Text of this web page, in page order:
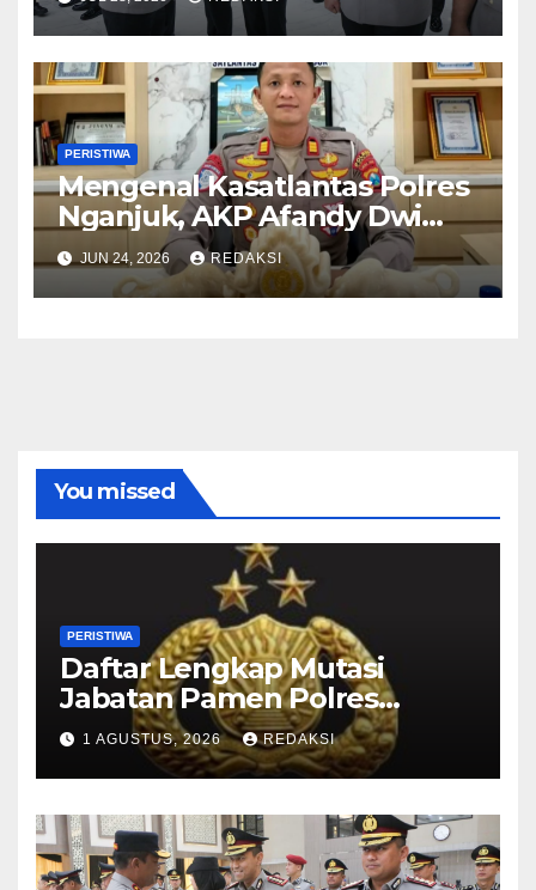
Kepemimpinan dan
Pelayanan Presisi
PERISTIWA
Mengenal Kasatlantas Polres
Nganjuk, AKP Afandy Dwi
Takdir
JUN 24, 2026 REDAKSI
You missed
PERISTIWA
Daftar Lengkap Mutasi
Jabatan Pamen Polres
Jajaran Polda Jatim 2026
1 AGUSTUS, 2026 REDAKSI